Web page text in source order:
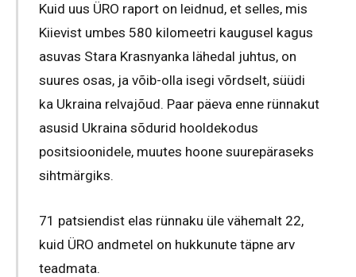
Kuid uus ÜRO raport on leidnud, et selles, mis
Kiievist umbes 580 kilomeetri kaugusel kagus
asuvas Stara Krasnyanka lähedal juhtus, on
suures osas, ja võib-olla isegi võrdselt, süüdi
ka Ukraina relvajõud. Paar päeva enne rünnakut
asusid Ukraina sõdurid hooldekodus
positsioonidele, muutes hoone suurepäraseks
sihtmärgiks.
71 patsiendist elas rünnaku üle vähemalt 22,
kuid ÜRO andmetel on hukkunute täpne arv
teadmata.